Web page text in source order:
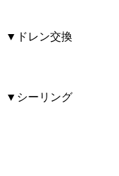
▼ドレン交換
▼シーリング